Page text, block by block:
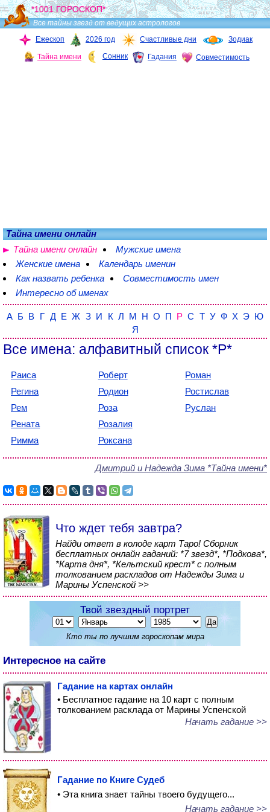
*1001 ГОРОСКОП*
Все тайны звезд от ведущих астрологов
Ежескоп
2026 год Счастливые дни Зодиак
Тайна имени Сонник Гадания Совместимость
Тайна имени онлайн
Тайна имени онлайн
Мужские имена
Женские имена
Календарь именин
Как назвать ребенка
Совместимость имен
Интересно об именах
А Б В Г Д Е Ж З И К Л М Н О П Р С Т У Ф Х Э Ю
Я
Все имена: алфавитный список *Р*
Раиса
Регина
Рем
Рената
Римма
Роберт
Родион
Роза
Розалия
Роксана
Роман
Ростислав
Руслан
Дмитрий и Надежда Зима *Тайна имени*
Что ждет тебя завтра?
Найди ответ в колоде карт Таро! Сборник
бесплатных онлайн гаданий: *7 звезд*, *Подкова*,
*Карта дня*, *Кельтский крест* с полным
толкованием раскладов от Надежды Зима и
Марины Успенской >>
Твой звездный портрет
Кто ты по лучшим гороскопам мира
Интересное на сайте
Гадание на картах онлайн
• Бесплатное гадание на 10 карт с полным
толкованием расклада от Марины Успенской
Начать гадание >>
Гадание по Книге Судеб
• Эта книга знает тайны твоего будущего...
Начать гадание >>